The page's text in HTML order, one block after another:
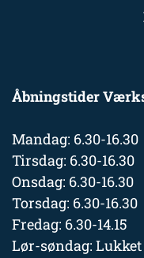
Åbningstider
Mandag: 6.30-16.30
Tirsdag: 6.30-16.30
Onsdag: 6.30-16.30
Torsdag: 6.30-16.30
Fredag: 6.30-14.15
Lør-søndag: Lukket